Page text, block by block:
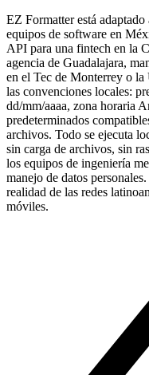
EZ Formatter está
equipos de software en
API para una fintech en la
agencia de Guadalajara,
en el Tec de Monterrey o
las convenciones locales:
dd/mm/aaaa, zona horaria
predeterminados
archivos. Todo se ejecuta
sin carga de archivos, sin
los equipos de ingeniería
manejo de datos
realidad de las redes
móviles.